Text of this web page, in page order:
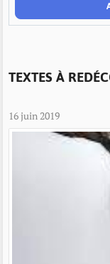
TEXTES À
16 juin 2019